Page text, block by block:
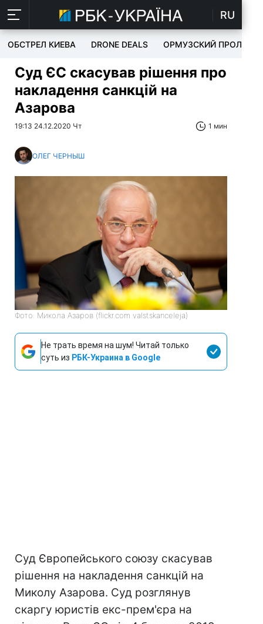
RU
ОБСТРЕЛ КИЕВА DRONE DEALS ОРМУЗСКИЙ ПРОЛИВ
Суд ЄС скасував рішення про
накладення санкцій на
Азарова
19:13 24.12.2020 Чт 1 мин
ОЛЕГ ЧЕРНЫШ
Фото: Микола Азаров (flickr.com valstskanceleja)
Не трать время на шум! Читай только
суть из РБК-Украина в Google
Суд Європейського союзу скасував
рішення на накладення санкцій на
Миколу Азарова. Суд розглянув
скаргу юристів екс-прем'єра на